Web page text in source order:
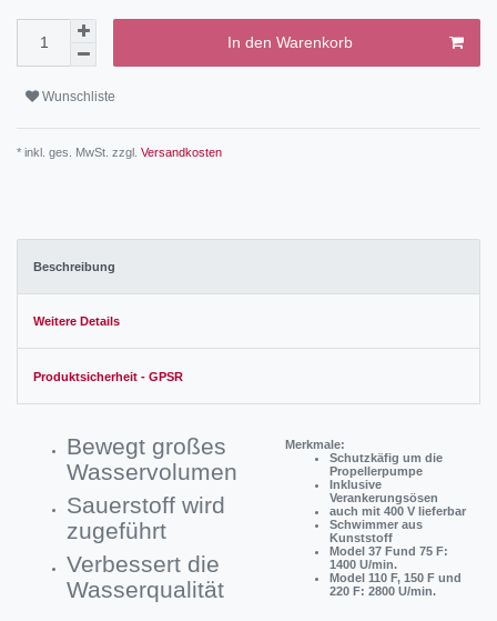
In den Warenkorb
Wunschliste
* inkl. ges. MwSt. zzgl. Versandkosten
Beschreibung
Weitere Details
Produktsicherheit - GPSR
Bewegt großes
Wasservolumen
Sauerstoff wird
zugeführt
Verbessert die
Wasserqualität
Merkmale:
Schutzkäfig um die
Propellerpumpe
Inklusive
Verankerungsösen
auch mit 400 V lieferbar
Schwimmer aus
Kunststoff
Model 37 Fund 75 F:
1400 U/min.
Model 110 F, 150 F und
220 F: 2800 U/min.